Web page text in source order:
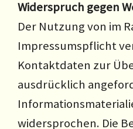
Widerspruch gegen
Der Nutzung von im
Impressumspflicht
Kontaktdaten zur
ausdrücklich
widersprochen. Die